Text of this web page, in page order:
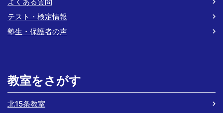
テスト・検定情報
塾生・保護者の声
教室をさがす
北15条教室